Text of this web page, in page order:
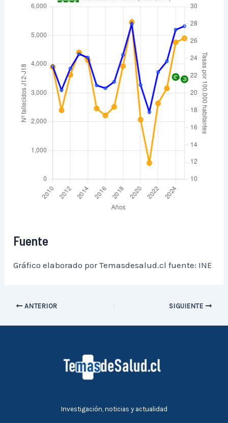
Fuente
Gráfico elaborado por Temasdesalud.cl fuente: INE
ANTERIOR SIGUIENTE
Investigación, noticias y actualidad